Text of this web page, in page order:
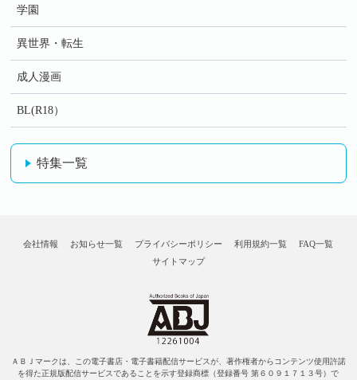
学園
異世界・転生
成人漫画
BL(R18）
特集一覧
会社情報 お知らせ一覧 プライバシーポリシー 利用規約一覧
FAQ一覧
サイトマップ
ＡＢＪマークは、この電子書店・電子書籍配信サービスが、著作権者からコンテンツ使用許諾
を得た正規版配信サービスであることを示す登録商標（登録番号 第６０９１７１３号）で